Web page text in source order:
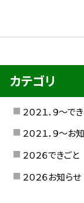
カテゴリ
２０２１．９〜で
２０２１．９〜お
２０２６できごと
２０２６お知らせ